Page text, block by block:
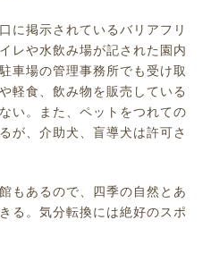
に掲示されているバリアフリ
レや水飲み場が記された園内
車場の管理事務所でも受け取
軽食、飲み物を販売している
い。また、ペットをつれての
が、介助犬、盲導犬は許可さ
もあるので、四季の自然とあ
る。気分転換には絶好のスポ